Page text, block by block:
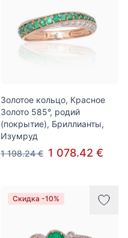
Золотое кольцо, Красное
Золото 585°, родий
(покрытие), Бриллианты,
Изумруд
1 198.24 € 1 078.42 €
Скидка -10%